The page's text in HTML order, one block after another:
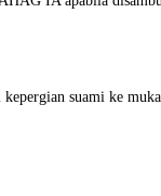
suami ke